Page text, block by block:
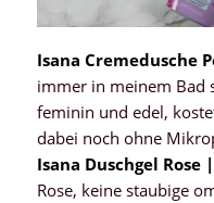
Isana Cremedusche
immer in meinem Bad
feminin und edel,
dabei noch ohne
Isana Duschgel Rose |
Rose, keine staubige